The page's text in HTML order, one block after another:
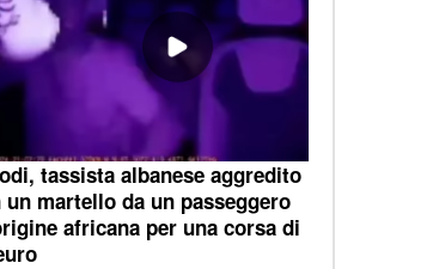
tassista albanese aggredito
un martello da un passeggero
africana per una corsa di